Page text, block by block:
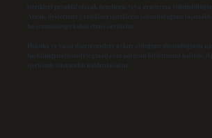
içerikleri proaktif olarak denetleme veya araştırma
Ancak, üyelerimiz yazdıkları içeriklerin sorumluluğunu
bu sorumluluğu kabul etmiş sayılırlar.
Hukuka ve yasal düzenlemelere aykırı olduğunu düşündüğünüz
backlinkpanelicomtr@gmail.com adresine bildirmeniz halinde,
içerisinde sitemizden kaldırılacaktır.